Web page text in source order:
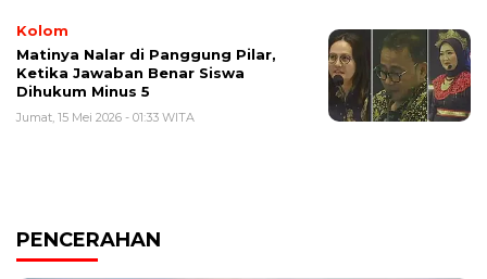
Kolom
Matinya Nalar di Panggung Pilar,
Ketika Jawaban Benar Siswa
Dihukum Minus 5
Jumat, 15 Mei 2026 - 01:33 WITA
PENCERAHAN